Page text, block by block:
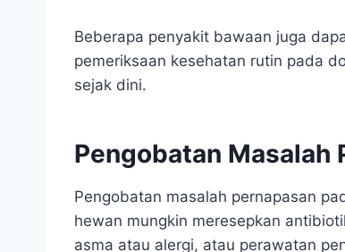
Beberapa penyakit bawaan juga
pemeriksaan kesehatan rutin pada
sejak dini.
Pengobatan Masalah
Pengobatan masalah pernapasan
hewan mungkin meresepkan
asma atau alergi, atau perawatan